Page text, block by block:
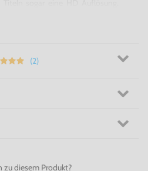
druckvolle Stereo Klänge um
Konsolen aller Zeiten!
CD Spieler
Sony Playstation 2!
(2)
zu diesem Produkt?